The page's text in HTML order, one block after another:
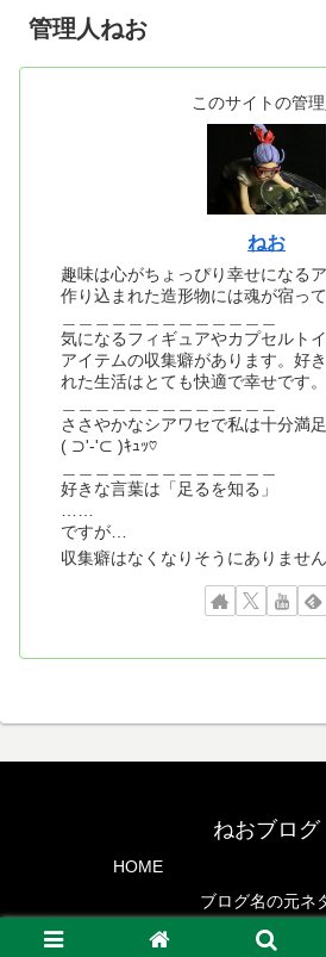
管理人ねお
このサイトの管理
ねお
趣味は心がちょっぴり幸せになるア
作り込まれた造形物には魂が宿って
気になるフィギュアやカプセルト
アイテムの収集癖があります。好
れた生活はとても快適で幸せです。
ささやかなシアワセで私は十分満足
( ⊃'-'⊂ )ｷｭｯ♡
好きな言葉は「足るを知る」
ですが…
収集癖はなくなりそうにありません
ねおブログ
HOME
ブログ名の元ネ
Copyright © 2020 NeOvis99 All